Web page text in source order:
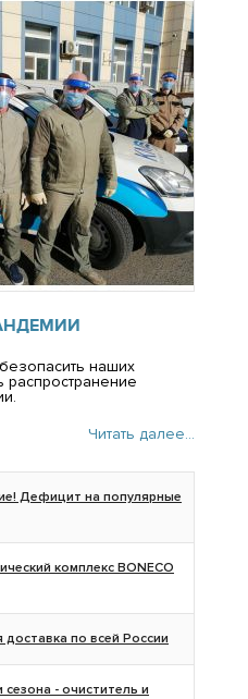
наших
распространение
Читать далее...
Дефицит на популярные
комплекс BONECO
доставка по всей России
сезона - очиститель и